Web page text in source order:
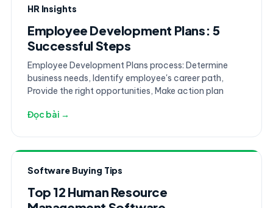
HR Insights
Employee Development Plans: 5
Successful Steps
Employee Development Plans process: Determine
business needs, Identify employee's career path,
Provide the right opportunities, Make action plan
Đọc bài →
Software Buying Tips
Top 12 Human Resource